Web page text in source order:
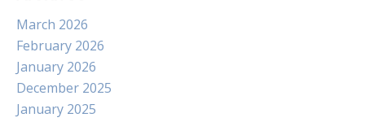
March 2026
February 2026
January 2026
December 2025
January 2025